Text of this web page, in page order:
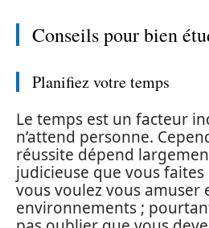
Conseils pour bien
Planifiez votre temps
Le temps est un facteur
n’attend personne.
réussite dépend
judicieuse que vous
vous voulez vous amuser
environnements ;